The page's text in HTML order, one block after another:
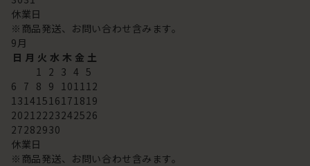
休業日
※商品発送、お問い合わせ含みます。
9 月
日 月 火 水 木 金 土
1
2 3 4 5
6 7 8 9 10 11 12
13 14 15 16 17 18 19
2021 2223242526
27282930
休業日
※商品発送、お問い合わせ含みます。